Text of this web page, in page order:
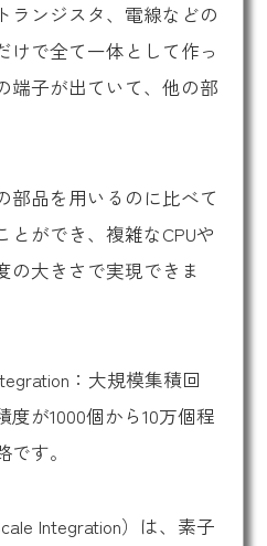
ランジスタ、電線などの
けで全て一体として作っ
端子が出ていて、他の部
部品を用いるのに比べて
とができ、複雑なCPUや
の大きさで実現できま
：大規模集積回
が1000個から10万個程
す。
Integration）は、素子